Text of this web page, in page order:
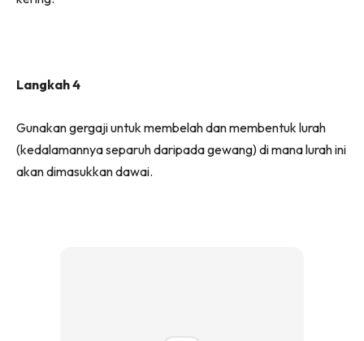
Langkah 4
Gunakan gergaji untuk membelah dan membentuk lurah
(kedalamannya separuh daripada gewang) di mana lurah ini
akan dimasukkan dawai.